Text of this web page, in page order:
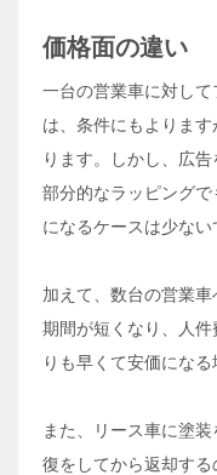
価格面の違い
一台の営業車に対し
は、条件にもよりま
ります。しかし、広
部分的なラッピング
になるケースは少ない
加えて、数台の営業
期間が短くなり、人
りも早くて安価になる
また、リース車に塗
復をしてから返却す